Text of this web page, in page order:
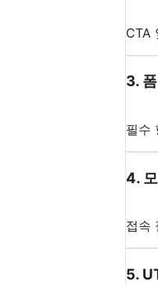
CTA
3.
필수
4.
접속
5.